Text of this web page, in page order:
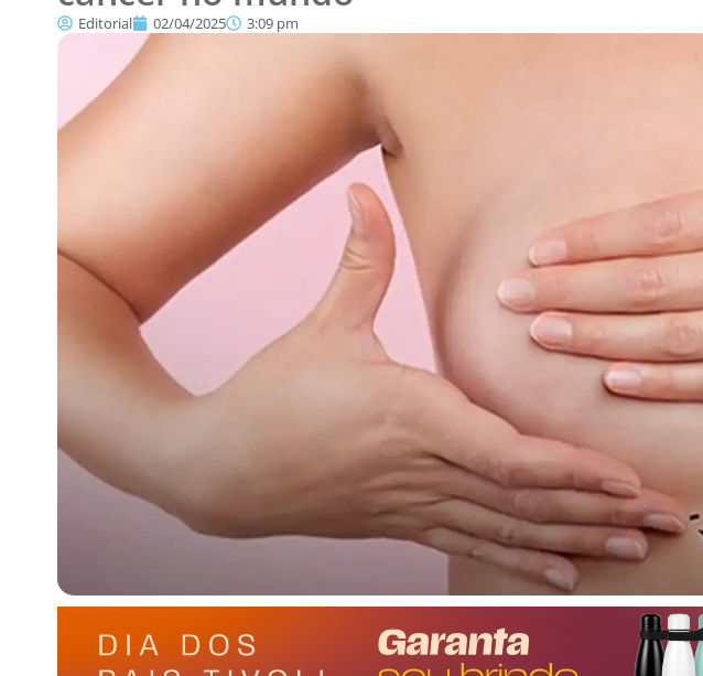
Editorial 02/04/2025 3:09 pm